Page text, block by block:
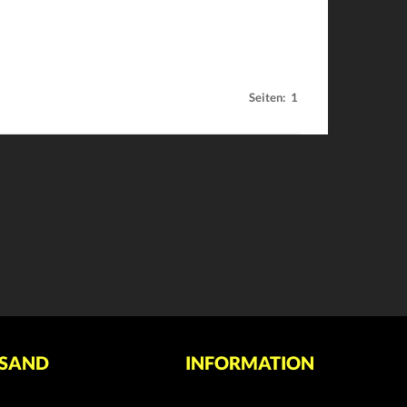
Seiten: 1
INFORMATION